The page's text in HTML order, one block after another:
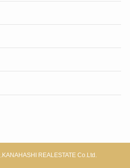
REALESTATE Co.Ltd.